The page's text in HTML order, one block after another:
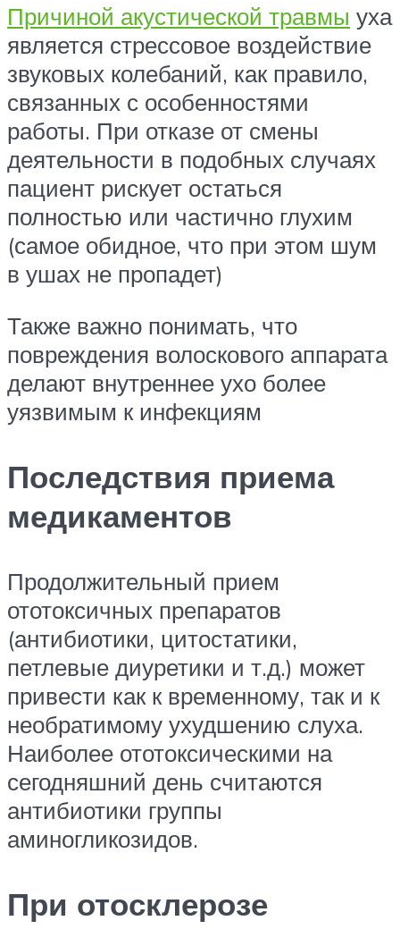
Причиной акустической травмы уха
является стрессовое воздействие
звуковых колебаний, как правило,
связанных с особенностями
работы. При отказе от смены
деятельности в подобных случаях
пациент рискует остаться
полностью или частично глухим
(самое обидное, что при этом шум
в ушах не пропадет)
Также важно понимать, что
повреждения волоскового аппарата
делают внутреннее ухо более
уязвимым к инфекциям
Последствия приема
медикаментов
Продолжительный прием
ототоксичных препаратов
(антибиотики, цитостатики,
петлевые диуретики и т.д.) может
привести как к временному, так и к
необратимому ухудшению слуха.
Наиболее ототоксическими на
сегодняшний день считаются
антибиотики группы
аминогликозидов.
При отосклерозе